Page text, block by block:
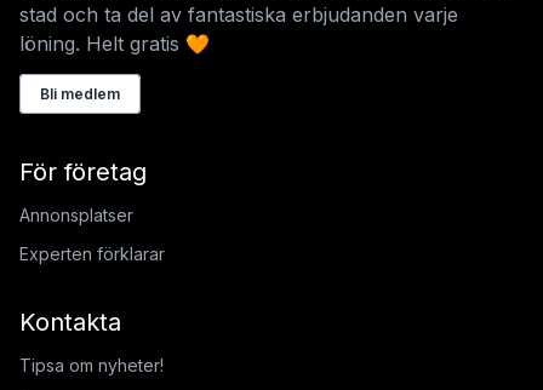
stad och ta del av fantastiska erbjudanden varje
löning. Helt gratis 🧡
Bli medlem
För företag
Annonsplatser
Experten förklarar
Kontakta
Tipsa om nyheter!